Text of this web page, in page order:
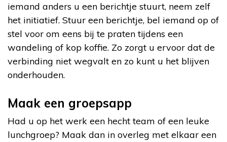
iemand anders u een berichtje stuurt, neem zelf
het initiatief. Stuur een berichtje, bel iemand op of
stel voor om eens bij te praten tijdens een
wandeling of kop koffie. Zo zorgt u ervoor dat de
verbinding niet wegvalt en zo kunt u het blijven
onderhouden.
Maak een groepsapp
Had u op het werk een hecht team of een leuke
lunchgroep? Maak dan in overleg met elkaar een